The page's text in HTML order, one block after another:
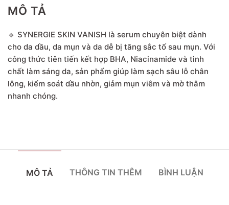
MÔ TẢ
🔹 SYNERGIE SKIN VANISH là serum chuyên biệt dành
cho da dầu, da mụn và da dễ bị tăng sắc tố sau mụn. Với
công thức tiên tiến kết hợp BHA, Niacinamide và tinh
chất làm sáng da, sản phẩm giúp làm sạch sâu lỗ chân
lông, kiểm soát dầu nhờn, giảm mụn viêm và mờ thâm
nhanh chóng.
MÔ TẢ THÔNG TIN THÊM BÌNH LUẬN